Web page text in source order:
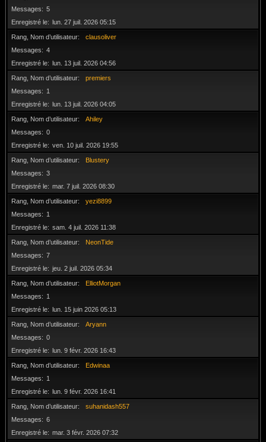
Messages
5
Enregistré le
lun. 27 juil. 2026 05:15
Rang, Nom d’utilisateur
clausoliver
Messages
4
Enregistré le
lun. 13 juil. 2026 04:56
Rang, Nom d’utilisateur
premiers
Messages
1
Enregistré le
lun. 13 juil. 2026 04:05
Rang, Nom d’utilisateur
Ahiley
Messages
0
Enregistré le
ven. 10 juil. 2026 19:55
Rang, Nom d’utilisateur
Blustery
Messages
3
Enregistré le
mar. 7 juil. 2026 08:30
Rang, Nom d’utilisateur
yezi8899
Messages
1
Enregistré le
sam. 4 juil. 2026 11:38
Rang, Nom d’utilisateur
NeonTide
Messages
7
Enregistré le
jeu. 2 juil. 2026 05:34
Rang, Nom d’utilisateur
ElliotMorgan
Messages
1
Enregistré le
lun. 15 juin 2026 05:13
Rang, Nom d’utilisateur
Aryann
Messages
0
Enregistré le
lun. 9 févr. 2026 16:43
Rang, Nom d’utilisateur
Edwinaa
Messages
1
Enregistré le
lun. 9 févr. 2026 16:41
Rang, Nom d’utilisateur
suhanidash557
Messages
6
Enregistré le
mar. 3 févr. 2026 07:32